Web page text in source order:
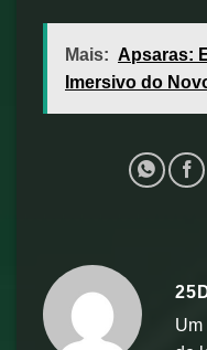
Mais: Apsaras:
Imersivo do
Um